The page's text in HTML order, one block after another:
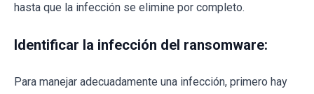
hasta que la infección se elimine por completo.
Identificar la infección del ransomware:
Para manejar adecuadamente una infección, primero hay